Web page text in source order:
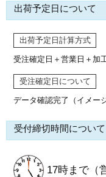
出荷予定日について
出荷予定日計算方式
受注確定日＋営業日＋加
受注確定日について
データ確認完了（イメー
受付締切時間について
17時まで （